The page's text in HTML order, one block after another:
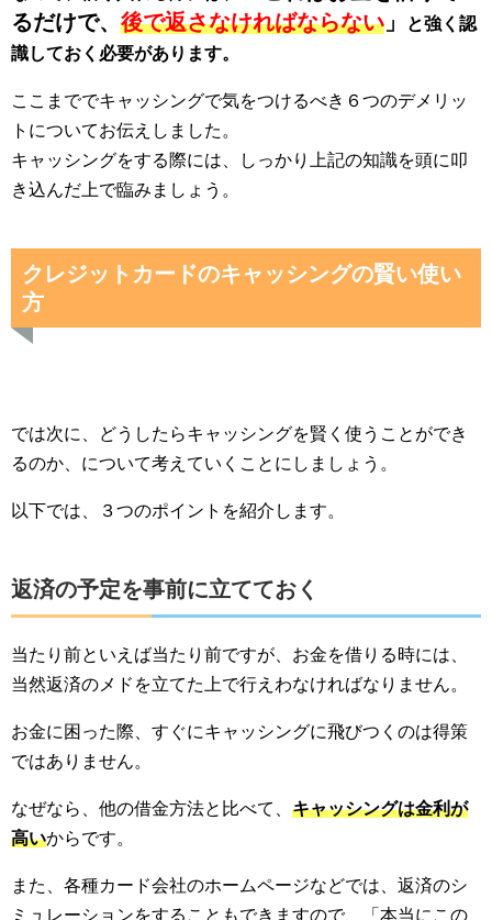
るだけで、 後で返さなければならない 」
と強く認
識しておく必要があります。
ここまででキャッシングで気をつけるべき６つのデメリッ
トについてお伝えしました。
キャッシングをする際には、しっかり上記の知識を頭に叩
き込んだ上で臨みましょう。
クレジットカードのキャッシングの賢い使い
方
では次に、どうしたらキャッシングを賢く使うことができ
るのか、について考えていくことにしましょう。
以下では、３つのポイントを紹介します。
返済の予定を事前に立てておく
当たり前といえば当たり前ですが、お金を借りる時には、
当然返済のメドを立てた上で行えわなければなりません。
お金に困った際、すぐにキャッシングに飛びつくのは得策
ではありません。
なぜなら、他の借金方法と比べて、 キャッシングは金利が
高いからです。
また、各種カード会社のホームページなどでは、返済のシ
ミュレーションをすることもできますので、「本当にこの